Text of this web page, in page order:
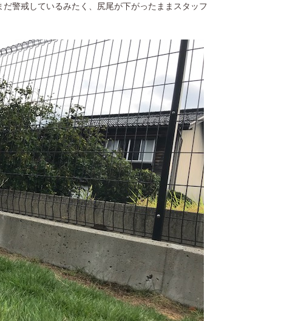
だ警戒しているみたく、尻尾が下がったままスタッフ